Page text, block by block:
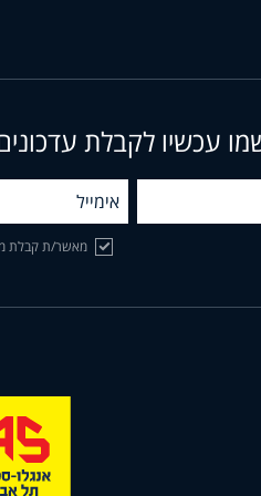
עכשיו לקבלת
מאשר/ת קבלת